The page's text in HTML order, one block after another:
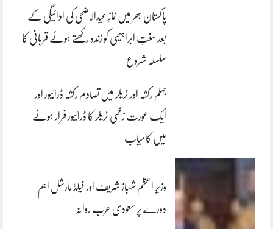
پاکستان بھر میں نمازِ عیدالاضحی کی ادائیگی کے
بعد سنتِ ابراہیمی کو زندہ رکھتے ہوئے قربانی کا
سلسلہ شروع
جہلم رکشہ اور ٹریلر میں تصادم رکشہ ڈرائیور اور
ایک عورت زخمی ٹریلر کا ڈرائیور فرار ہونے
میں کامیاب
وزیر اعظم شہباز شریف اور فیلڈ مارشل اہم
دورے پر سعودی عرب روانہ